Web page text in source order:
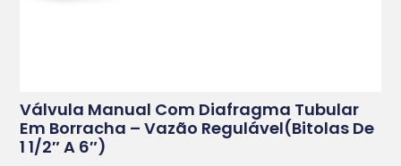
Válvula Manual Com Diafragma Tubular
Em Borracha – Vazão Regulável(bitolas De
1 1/2″ A 6″)